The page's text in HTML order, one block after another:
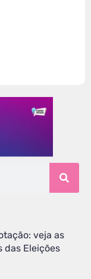
veja as
das Eleições